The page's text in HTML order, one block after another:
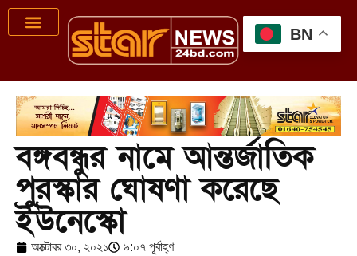
বঙ্গবন্ধুর নামে আন্তর্জাতিক
পুরস্কার ঘোষণা করেছে
ইউনেস্কো
অক্টোবর ৩০, ২০২১ ৯:০৭ পূর্বাহ্ণ
BN